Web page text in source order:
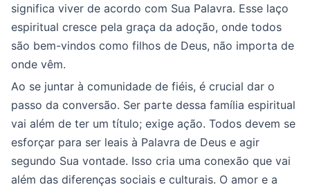
significa viver de acordo com Sua Palavra. Esse laço
espiritual cresce pela graça da adoção, onde todos
são bem-vindos como filhos de Deus, não importa de
onde vêm.
Ao se juntar à comunidade de fiéis, é crucial dar o
passo da conversão. Ser parte dessa família espiritual
vai além de ter um título; exige ação. Todos devem se
esforçar para ser leais à Palavra de Deus e agir
segundo Sua vontade. Isso cria uma conexão que vai
além das diferenças sociais e culturais. O amor e a